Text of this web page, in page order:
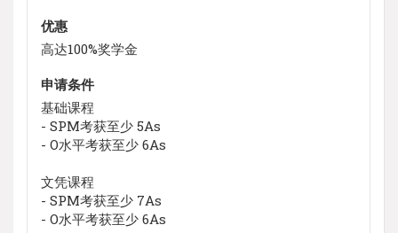
优惠
高达100%奖学金
申请条件
基础课程
- SPM考获至少 5As
- O水平考获至少 6As
文凭课程
- SPM考获至少 7As
- O水平考获至少 6As